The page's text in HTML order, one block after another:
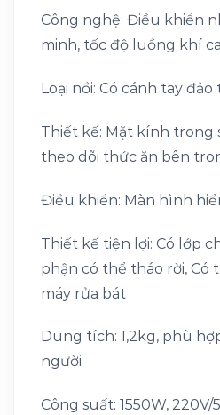
Công nghệ: Điều khiển
minh, tốc độ luồng khí
Loại nồi: Có cánh tay
Thiết kế: Mặt kính trong
theo dõi thức ăn bên
Điều khiển: Màn hình
Thiết kế tiện lợi: Có lớp
phận có thể tháo rời, Có
máy rửa bát
Dung tích: 1,2kg, phù
người
Công suất: 1550W, 220V/